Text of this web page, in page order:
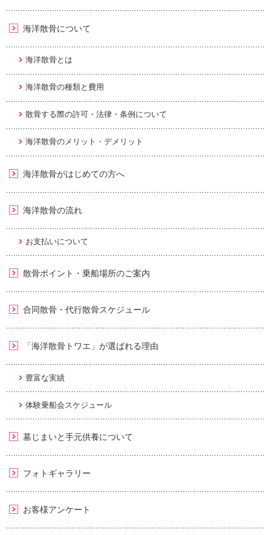
海洋散骨について
海洋散骨とは
海洋散骨の種類と費用
散骨する際の許可・法律・条例について
海洋散骨のメリット・デメリット
海洋散骨がはじめての方へ
海洋散骨の流れ
お支払いについて
散骨ポイント・乗船場所のご案内
合同散骨・代行散骨スケジュール
「海洋散骨トワエ」が選ばれる理由
豊富な実績
体験乗船会スケジュール
墓じまいと手元供養について
フォトギャラリー
お客様アンケート